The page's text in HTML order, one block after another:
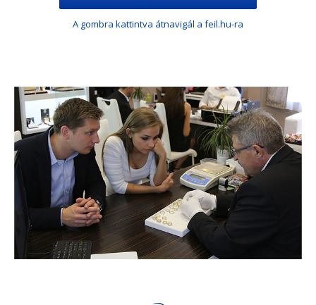
A gombra kattintva átnavigál a feil.hu-ra